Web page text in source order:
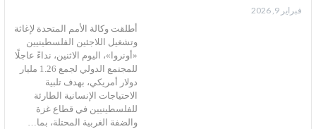
فبراير 9, 2026
أطلقت وكالة الأمم المتحدة لإغاثة
وتشغيل اللاجئين الفلسطينيين
«أونروا»، اليوم الاثنين، نداءً عاجلًا
للمجتمع الدولي لجمع 1.26 مليار
دولار أمريكي، بهدف تلبية
الاحتياجات الإنسانية الطارئة
للفلسطينيين في قطاع غزة
والضفة الغربية المحتلة، بما…